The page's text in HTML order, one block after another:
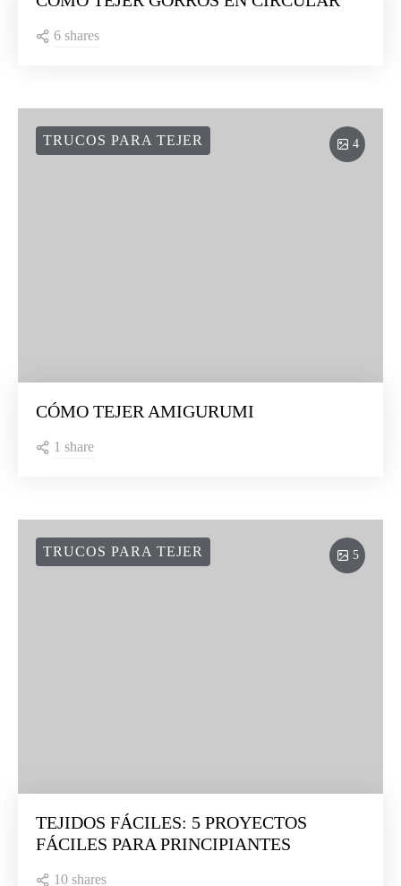
6 shares
4
TRUCOS PARA TEJER
CÓMO TEJER AMIGURUMI
1 share
5
TRUCOS PARA TEJER
TEJIDOS FÁCILES: 5 PROYECTOS
FÁCILES PARA PRINCIPIANTES
10 shares